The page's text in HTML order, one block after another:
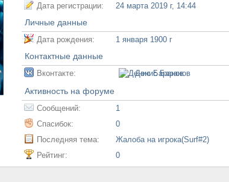
Дата регистрации:
24 марта 2019 г, 14:44
Личные данные
Дата рождения: 1 января 1900 г
Контактные данные
Вконтакте: Денис Баранов
Активность на форуме
Сообщений:
1
Спасибок:
0
Последняя тема:
Жалоба на игрока(Surf#2)
Рейтинг:
0